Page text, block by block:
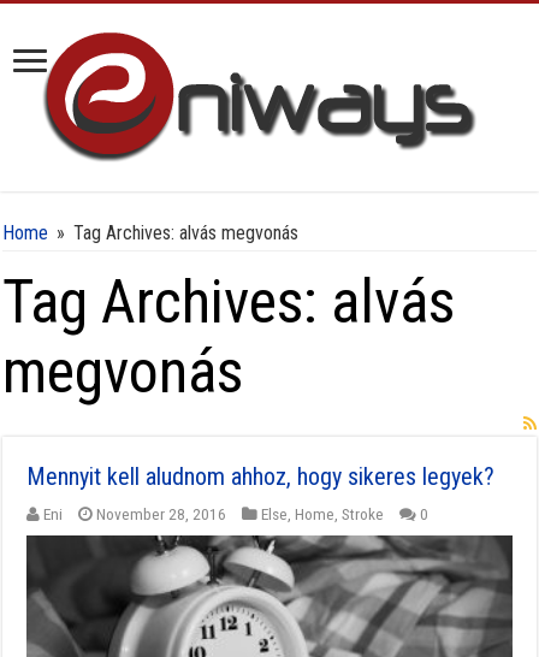
Home » Tag Archives: alvás megvonás
Tag Archives: alvás
megvonás
Mennyit kell aludnom ahhoz, hogy sikeres legyek?
Eni November 28, 2016 Else Home ,Stroke 0